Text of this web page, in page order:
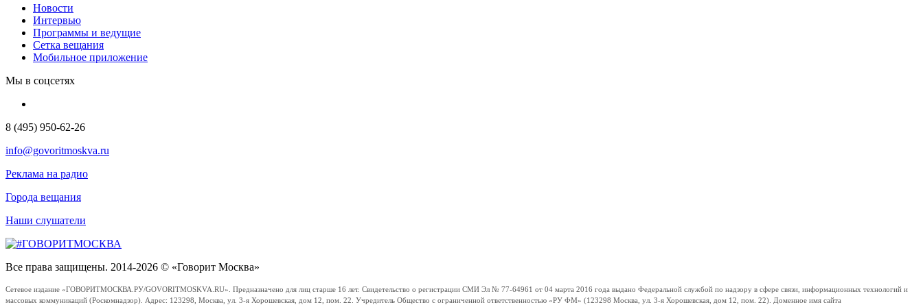
Новости
Интервью
Программы и ведущие
Сетка вещания
Мобильное приложение
Мы в соцсетях
8 (495) 950-62-26
info@govoritmoskva.ru
Реклама на радио
Города вещания
Наши слушатели
Все права защищены. 2014-2026 © «Говорит Москва»
Сетевое издание «ГОВОРИТМОСКВА.РУ/GOVORITMOSKVA.RU». Предназначено для лиц старше 16 лет. Свидетельство о регистрации СМИ Эл № 77-64961 от 04 марта 2016 года выдано Федеральной службой по надзору в сфере связи, информационных технологий и
массовых коммуникаций (Роскомнадзор). Адрес: 123298, Москва, ул. 3-я Хорошевская, дом 12, пом. 22. Учредитель Общество с ограниченной ответственностью «РУ ФМ» (123298 Москва, ул. 3-я Хорошевская, дом 12, пом. 22). Доменное имя сайта